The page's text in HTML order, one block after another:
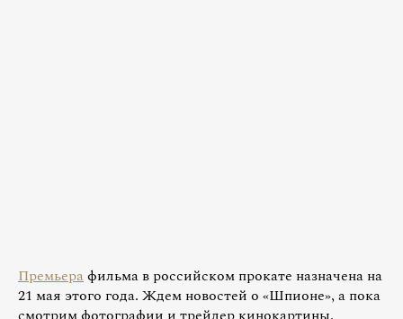
Премьерафильма в российском прокате назначена на
21 мая этого года. Ждем новостей о «Шпионе», а пока